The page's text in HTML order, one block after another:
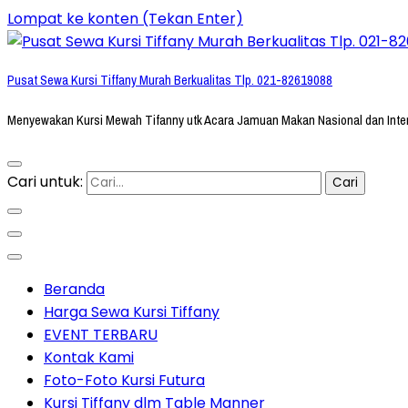
Lompat ke konten (Tekan Enter)
Pusat Sewa Kursi Tiffany Murah Berkualitas Tlp. 021-82619088
Menyewakan Kursi Mewah Tifanny utk Acara Jamuan Makan Nasional dan
Cari untuk:
Beranda
Harga Sewa Kursi Tiffany
EVENT TERBARU
Kontak Kami
Foto-Foto Kursi Futura
Kursi Tiffany dlm Table Manner